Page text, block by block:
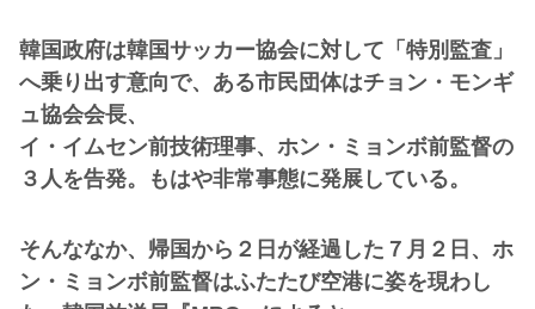
韓国政府は韓国サッカー協会に対して「特別監査」
へ乗り出す意向で、ある市民団体はチョン・モンギ
ュ協会会長、
イ・イムセン前技術理事、ホン・ミョンボ前監督の
３人を告発。もはや非常事態に発展している。
そんななか、帰国から２日が経過した７月２日、ホ
ン・ミョンボ前監督はふたたび空港に姿を現わし